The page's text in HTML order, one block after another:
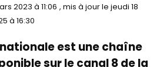
2023 à 11:06
le jeudi 18
à 16:30
est une chaîne
sur le canal 8 de la